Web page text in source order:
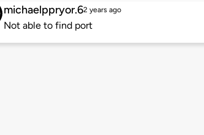
michaelppryor.62 years ago
Not able to find port